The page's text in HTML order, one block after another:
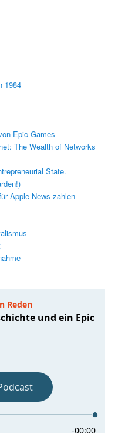
1984
Epic Games
The Wealth of Networks
State.
Apple News zahlen